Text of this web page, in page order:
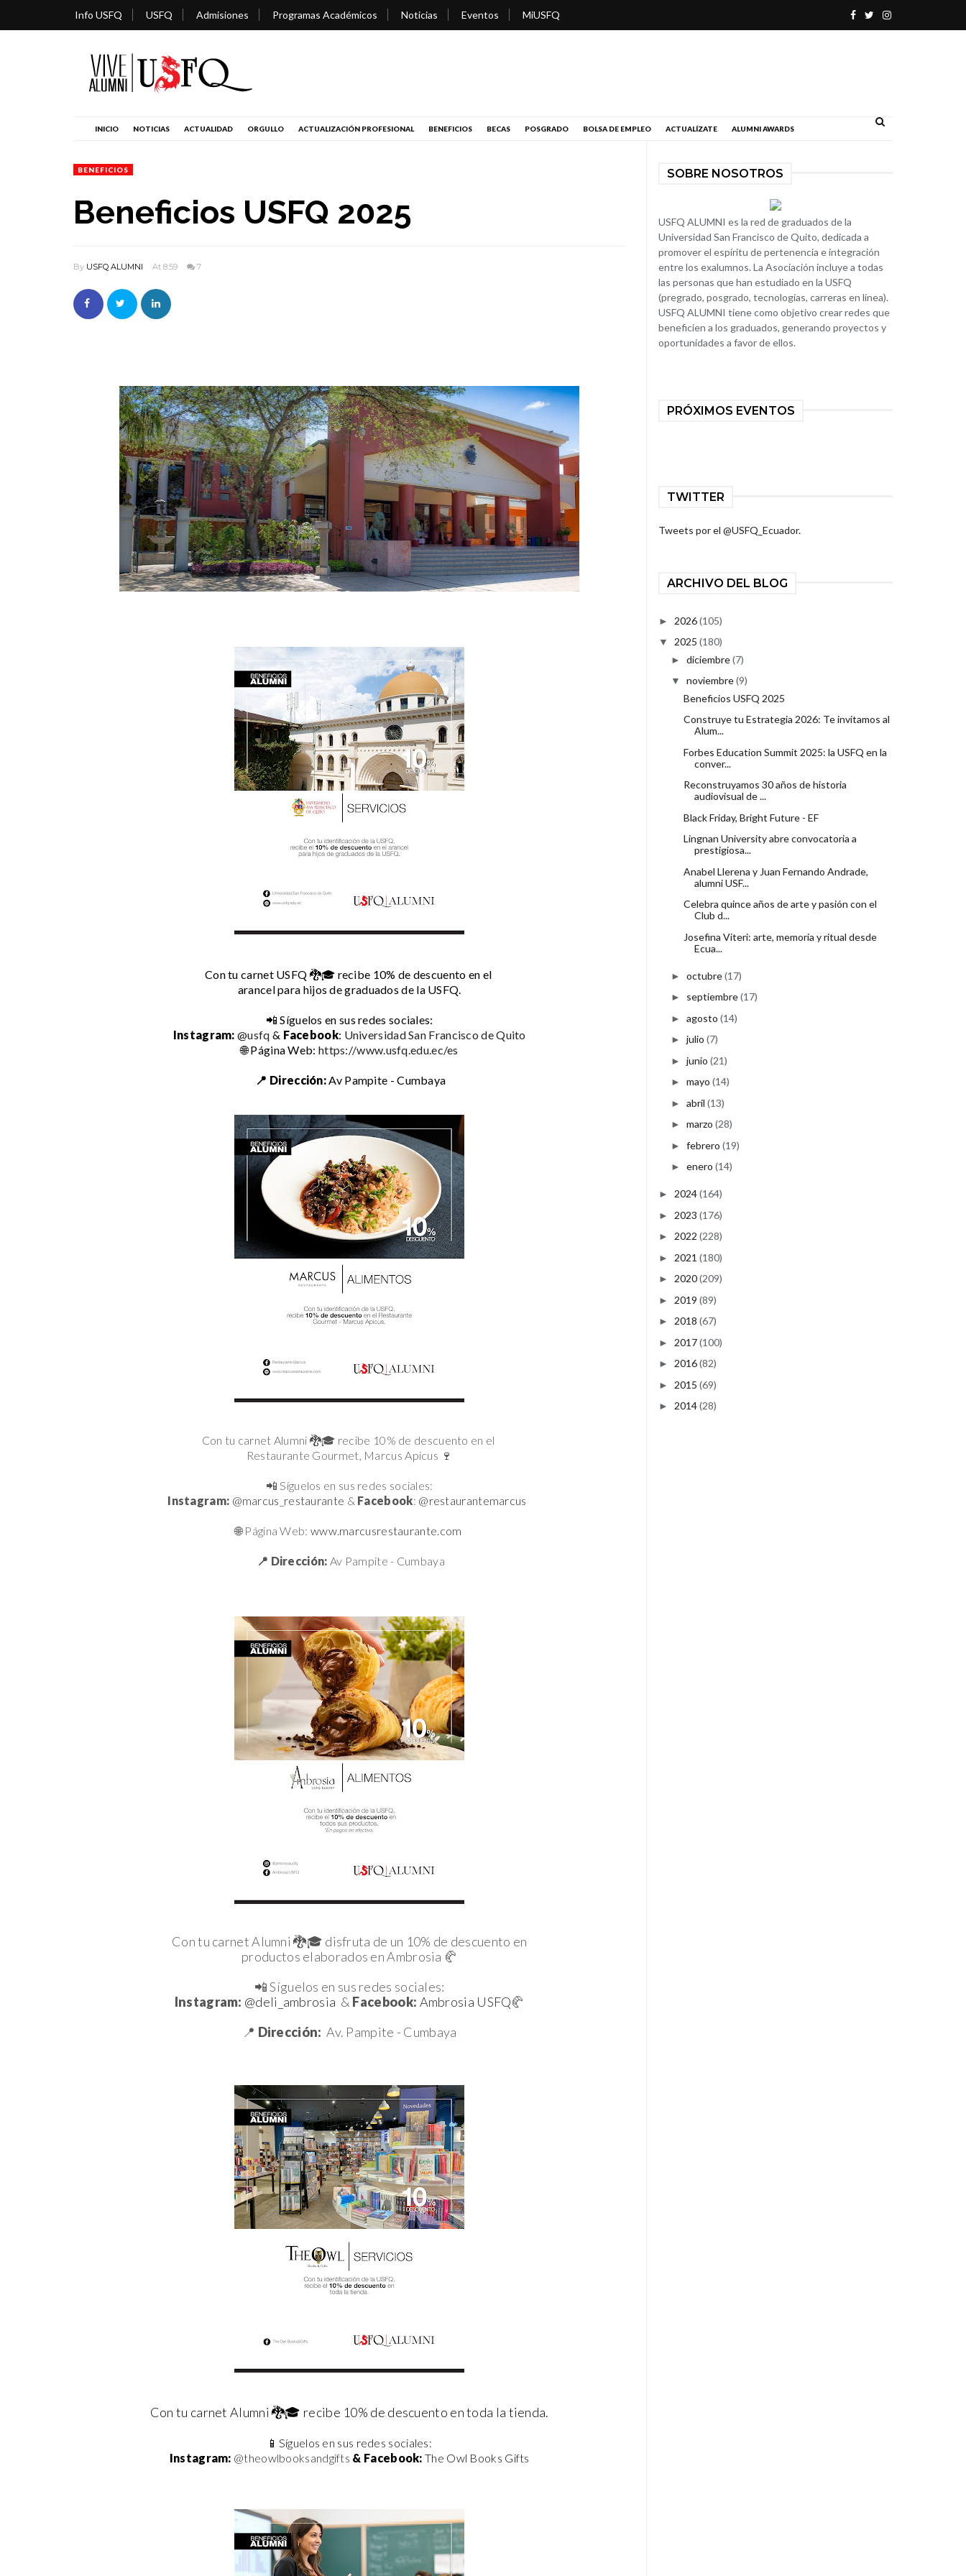
Info USFQ USFQ Admisiones Programas Académicos Noticias Eventos MiUSFQ
INICIO NOTICIAS ACTUALIDAD ORGULLO ACTUALIZACIÓN PROFESIONAL BENEFICIOS BECAS POSGRADO BOLSA DE EMPLEO ACTUALÍZATE ALUMNI AWARDS
BENEFICIOS
Beneficios USFQ 2025
By USFQ ALUMNI At 8:59 7
Con tu carnet USFQ 🐉🎓 recibe 10% de descuento en el
arancel para hijos de graduados de la USFQ.
📲 Síguelos en sus redes sociales:
Instagram: @usfq & Facebook: Universidad San Francisco de Quito
🌐Página Web: https://www.usfq.edu.ec/es
📍 Dirección:Av Pampite - Cumbaya
Con tu carnet Alumni 🐉🎓 recibe 10% de descuento en el
Restaurante Gourmet, Marcus Apicus 🍷
📲 Síguelos en sus redes sociales:
Instagram: @marcus_restaurante & Facebook: @restaurantemarcus
🌐 Página Web: www.marcusrestaurante.com
📍 Dirección: Av Pampite - Cumbaya
Con tu carnet Alumni 🐉🎓 disfruta de un 10% de descuento en
productos elaborados en Ambrosia 🥐
📲 Síguelos en sus redes sociales:
Instagram: @deli_ambrosia & Facebook: Ambrosia USFQ🥐
📍 Dirección: Av. Pampite - Cumbaya
Con tu carnet Alumni 🐉🎓 recibe 10% de descuento en toda la tienda.
📱Síguelos en sus redes sociales:
Instagram: @theowlbooksandgifts & Facebook:The Owl Books Gifts
SOBRE NOSOTROS
USFQ ALUMNI es la red de graduados de la
Universidad San Francisco de Quito, dedicada a
promover el espíritu de pertenencia e integración
entre los exalumnos. La Asociación incluye a todas
las personas que han estudiado en la USFQ
(pregrado, posgrado, tecnologías, carreras en línea).
USFQ ALUMNI tiene como objetivo crear redes que
beneficien a los graduados, generando proyectos y
oportunidades a favor de ellos.
PRÓXIMOS EVENTOS
TWITTER
Tweets por el @USFQ_Ecuador.
ARCHIVO DEL BLOG
► 2026(105)
▼ 2025 (180)
► diciembre(7)
▼ noviembre(9)
Beneficios USFQ 2025
Construye tu Estrategia 2026: Te invitamos al
Alum...
Forbes Education Summit 2025: la USFQ en la
conver...
Reconstruyamos 30 años de historia
audiovisual de ...
Black Friday, Bright Future - EF
Lingnan University abre convocatoria a
prestigiosa...
Anabel Llerena y Juan Fernando Andrade,
alumni USF...
Celebra quince años de arte y pasión con el
Club d...
Josefina Viteri: arte, memoria y ritual desde
Ecua...
► octubre(17)
► septiembre(17)
► agosto (14)
► julio (7)
► junio (21)
► mayo (14)
► abril (13)
► marzo (28)
► febrero (19)
► enero (14)
► 2024(164)
► 2023 (176)
► 2022 (228)
► 2021 (180)
► 2020(209)
► 2019 (89)
► 2018 (67)
► 2017(100)
► 2016(82)
► 2015 (69)
► 2014(28)